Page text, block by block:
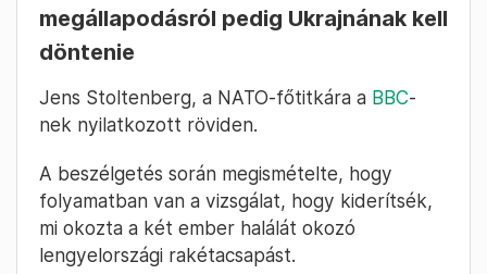
megállapodásról pedig Ukrajnának kell
döntenie
Jens Stoltenberg, a NATO-főtitkára a BBC-
nek nyilatkozott röviden.
A beszélgetés során megismételte, hogy
folyamatban van a vizsgálat, hogy kiderítsék,
mi okozta a két ember halálát okozó
lengyelországi rakétacsapást.